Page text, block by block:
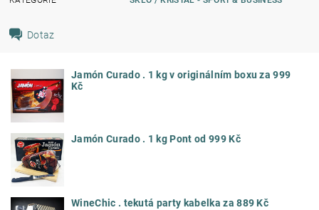
Dotaz
Jamón Curado . 1 kg v originálním boxu za 999
Kč
Jamón Curado . 1 kg Pont od 999 Kč
WineChic . tekutá party kabelka za 889 Kč